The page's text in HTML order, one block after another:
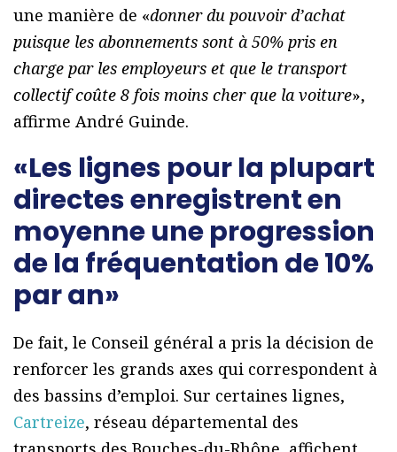
une manière de «donner du pouvoir d’achat
puisque les abonnements sont à 50% pris en
charge par les employeurs et que le transport
collectif coûte 8 fois moins cher que la voiture»,
affirme André Guinde.
«Les lignes pour la plupart
directes enregistrent en
moyenne une progression
de la fréquentation de 10%
par an»
De fait, le Conseil général a pris la décision de
renforcer les grands axes qui correspondent à
des bassins d’emploi. Sur certaines lignes,
Cartreize, réseau départemental des